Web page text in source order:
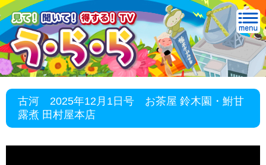
古河 2025年12月1日号 お茶屋 鈴木園・鮒甘
露煮 田村屋本店